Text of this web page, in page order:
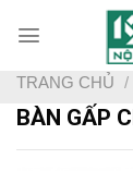
TRANG CHỦ /
BÀN GẤP